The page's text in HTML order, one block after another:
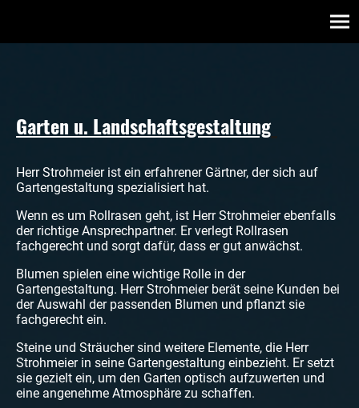
Garten u. Landschaftsgestaltung
Herr Strohmeier ist ein erfahrener Gärtner, der sich auf
Gartengestaltung spezialisiert hat.
Wenn es um Rollrasen geht, ist Herr Strohmeier ebenfalls
der richtige Ansprechpartner. Er verlegt Rollrasen
fachgerecht und sorgt dafür, dass er gut anwächst.
Blumen spielen eine wichtige Rolle in der
Gartengestaltung. Herr Strohmeier berät seine Kunden bei
der Auswahl der passenden Blumen und pflanzt sie
fachgerecht ein.
Steine und Sträucher sind weitere Elemente, die Herr
Strohmeier in seine Gartengestaltung einbezieht. Er setzt
sie gezielt ein, um den Garten optisch aufzuwerten und
eine angenehme Atmosphäre zu schaffen.